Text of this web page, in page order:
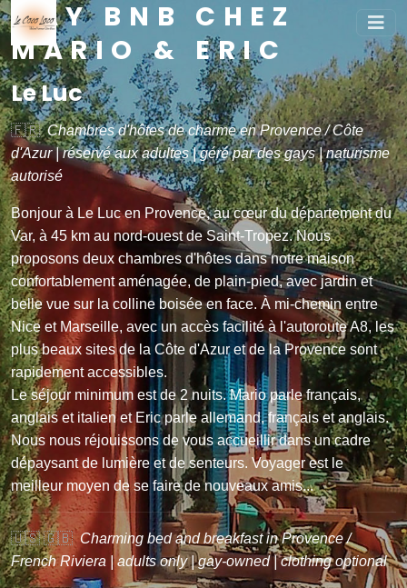
GAY BNB CHEZ
MARIO & ERIC
Le Luc
🇫🇷 Chambres d'hôtes de charme en Provence / Côte
d'Azur | réservé aux adultes | géré par des gays | naturisme
autorisé
Bonjour à Le Luc en Provence, au cœur du département du
Var, à 45 km au nord-ouest de Saint-Tropez. Nous
proposons deux chambres d'hôtes dans notre maison
confortablement aménagée, de plain-pied, avec jardin et
belle vue sur la colline boisée en face. À mi-chemin entre
Nice et Marseille, avec un accès facilité à l'autoroute A8, les
plus beaux sites de la Côte d'Azur et de la Provence sont
rapidement accessibles.
Le séjour minimum est de 2 nuits. Mario parle français,
anglais et italien et Eric parle allemand, français et anglais.
Nous nous réjouissons de vous accueillir dans un cadre
dépaysant de lumière et de senteurs. Voyager est le
meilleur moyen de se faire de nouveaux amis...
🇺🇸 🇬🇧 Charming bed and breakfast in Provence /
French Riviera | adults only | gay-owned | clothing optional